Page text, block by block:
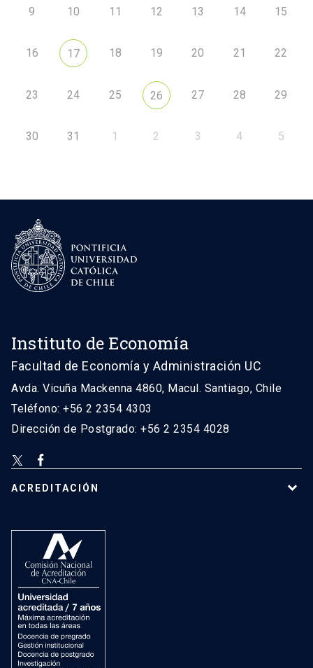
9 10 11 12 13 14 15
16 17 18 19 20 21 22
23 24 25 26 27 28 29
30 31 1 2 3 4 5
Instituto de Economía
Facultad de Economía y Administración UC
Avda. Vicuña Mackenna 4860, Macul. Santiago, Chile
Teléfono: +56 2 2354 4303
Dirección de Postgrado: +56 2 2354 4028
ACREDITACIÓN